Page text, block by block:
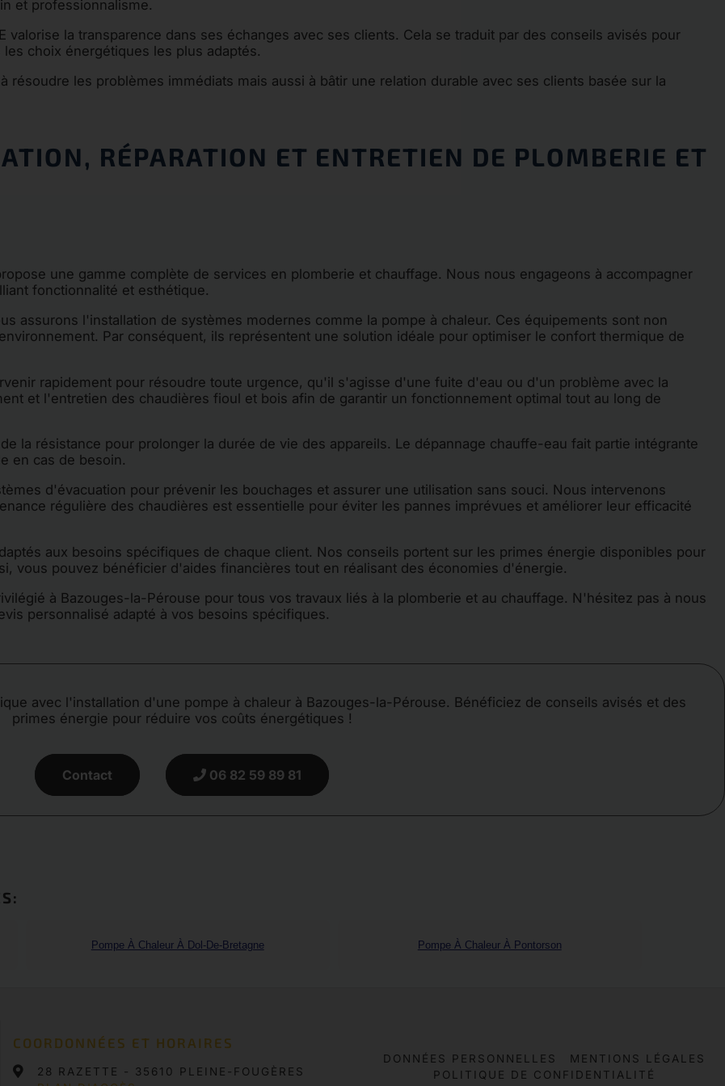
et professionnalisme.
valorise la transparence dans ses échanges avec ses clients. Cela se traduit par des conseils avisés pour
choix énergétiques les plus adaptés.
les problèmes immédiats mais aussi à bâtir une relation durable avec ses clients basée sur la
RÉPARATION ET ENTRETIEN DE PLOMBERIE ET
une gamme complète de services en plomberie et chauffage. Nous nous engageons à accompagner
fonctionnalité et esthétique.
assurons l'installation de systèmes modernes comme la pompe à chaleur. Ces équipements sont non
Par conséquent, ils représentent une solution idéale pour optimiser le confort thermique de
rapidement pour résoudre toute urgence, qu'il s'agisse d'une fuite d'eau ou d'un problème avec la
et l'entretien des chaudières fioul et bois afin de garantir un fonctionnement optimal tout au long de
la résistance pour prolonger la durée de vie des appareils. Le dépannage chauffe-eau fait partie intégrante
en cas de besoin.
d'évacuation pour prévenir les bouchages et assurer une utilisation sans souci. Nous intervenons
régulière des chaudières est essentielle pour éviter les pannes imprévues et améliorer leur efficacité
aux besoins spécifiques de chaque client. Nos conseils portent sur les primes énergie disponibles pour
vous pouvez bénéficier d'aides financières tout en réalisant des économies d'énergie.
à Bazouges-la-Pérouse pour tous vos travaux liés à la plomberie et au chauffage. N'hésitez pas à nous
personnalisé adapté à vos besoins spécifiques.
avec l'installation d'une pompe à chaleur à Bazouges-la-Pérouse. Bénéficiez de conseils avisés et des
primes énergie pour réduire vos coûts énergétiques !
Contact 06 82 59 89 81
Pompe À Chaleur À Dol-De-Bretagne Pompe À Chaleur À Pontorson
COORDONNÉES ET HORAIRES
28 RAZETTE -
35610 PLEINE-FOUGÈRES
DONNÉES PERSONNELLES
MENTIONS LÉGALES
POLITIQUE DE CONFIDENTIALITÉ